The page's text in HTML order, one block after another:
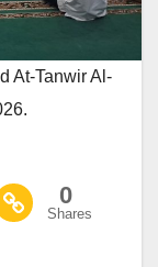
At-Tanwir Al-
0
Shares